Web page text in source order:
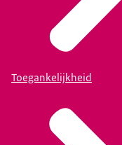
Toegankelijkheid